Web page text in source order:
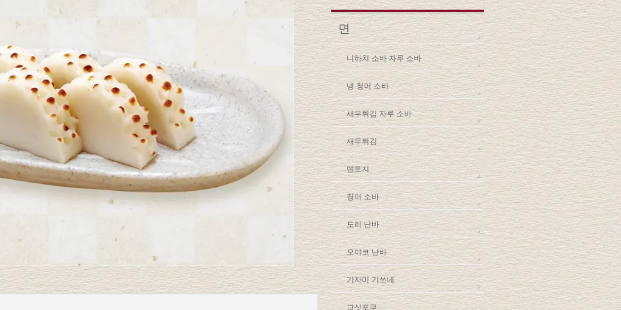
면
니하치 소바 자루 소바
냉 청어 소바
새우튀김 자루 소바
새우튀김
덴토지
청어 소바
도리 난바
오야코 난바
기자미 기쓰네
교싯포쿠